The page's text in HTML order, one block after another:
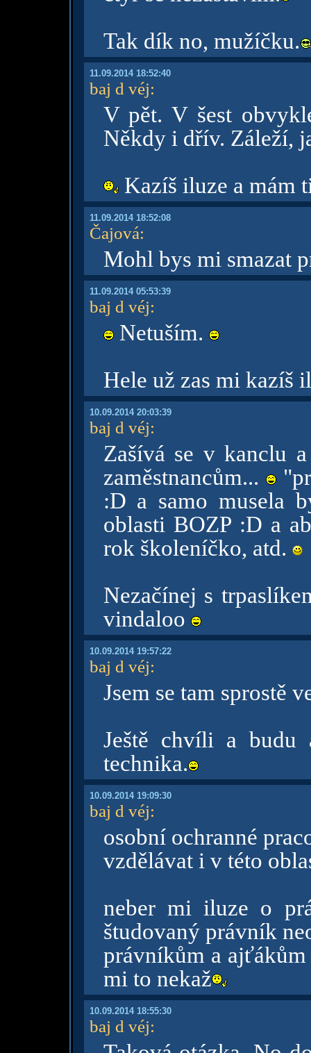
Tak dík no, mužíčku.
11.09.2014 18:52:40
baj d véj:
V pět. V šest
Někdy i dřív. Záleží,
Kazíš iluze a mám
11.09.2014 18:52:08
Čajová:
Mohl bys mi smazat
11.09.2014 05:53:39
baj d véj:
Netuším.
Hele už zas mi kazíš
10.09.2014 20:03:39
baj d véj:
Zašívá se v kanclu
zaměstnancům...
:D a samo musela
oblasti BOZP :D a
rok školeníčko, atd.
Nezačínej s
vindaloo
10.09.2014 19:57:22
baj d véj:
Jsem se tam sprostě
Ještě chvíli a budu
technika.
10.09.2014 19:09:30
baj d véj:
osobní ochranné
vzdělávat i v této
neber mi iluze o
študovaný právník
právníkům a ajťákům
mi to nekaž
10.09.2014 18:55:30
baj d véj: